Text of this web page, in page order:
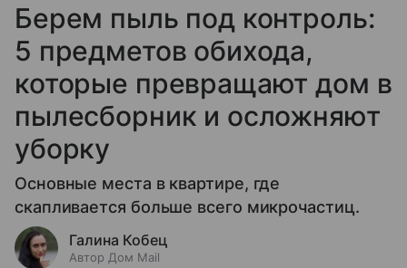
Берем пыль под контроль:
5 предметов обихода,
которые превращают дом в
пылесборник и осложняют
уборку
Основные места в квартире, где
скапливается больше всего микрочастиц.
Галина Кобец
Автор Дом Mail